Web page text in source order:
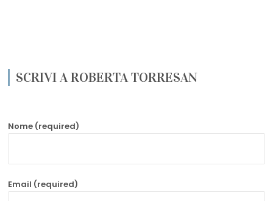
SCRIVI A ROBERTA TORRESAN
Nome (required)
Email (required)